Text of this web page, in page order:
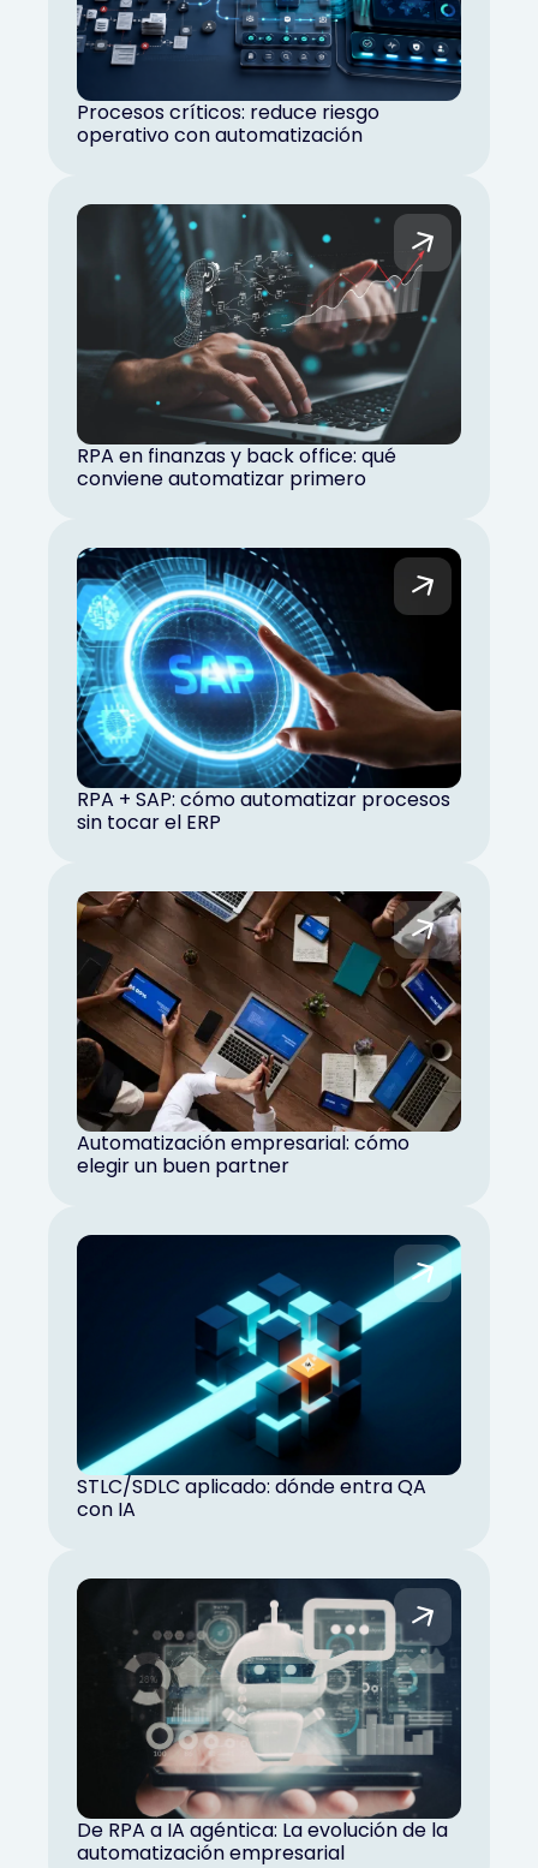
Procesos críticos: reduce riesgo
operativo con automatización
RPA en finanzas y back office: qué
conviene automatizar primero
RPA + SAP: cómo automatizar procesos
sin tocar el ERP
Automatización empresarial: cómo
elegir un buen partner
STLC/SDLC aplicado: dónde entra QA
con IA
De RPA a IA agéntica: La evolución de la
automatización empresarial